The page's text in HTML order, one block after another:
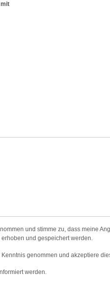
und stimme zu, dass meine
und gespeichert werden.
Kenntnis genommen und akzeptiere
werden.